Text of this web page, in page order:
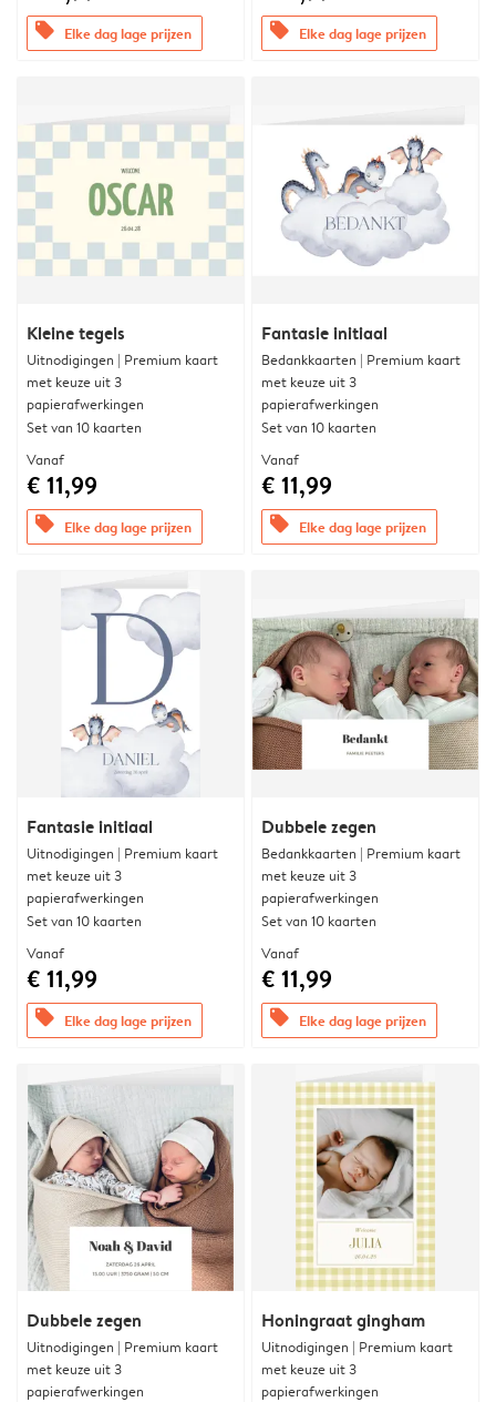
offers Elke dag lage prijzen offers Elke dag lage prijzen
Kleine tegels
Uitnodigingen | Premium kaart
met keuze uit 3
papierafwerkingen
Set van 10 kaarten
Vanaf
€ 11,99
offers Elke dag lage prijzen
Fantasie initiaal
Bedankkaarten | Premium kaart
met keuze uit 3
papierafwerkingen
Set van 10 kaarten
Vanaf
€ 11,99
offers Elke dag lage prijzen
Fantasie initiaal
Uitnodigingen | Premium kaart
met keuze uit 3
papierafwerkingen
Set van 10 kaarten
Vanaf
€ 11,99
offers Elke dag lage prijzen
Dubbele zegen
Bedankkaarten | Premium kaart
met keuze uit 3
papierafwerkingen
Set van 10 kaarten
Vanaf
€ 11,99
offers Elke dag lage prijzen
Dubbele zegen
Uitnodigingen | Premium kaart
met keuze uit 3
papierafwerkingen
Honingraat gingham
Uitnodigingen | Premium kaart
met keuze uit 3
papierafwerkingen